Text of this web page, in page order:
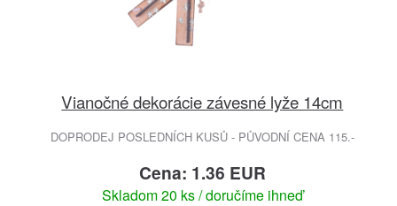
Vianočné dekorácie závesné lyže 14cm
DOPRODEJ POSLEDNÍCH KUSŮ - PŮVODNÍ CENA 115.-
Cena: 1.36 EUR
Skladom 20 ks / doručíme ihneď